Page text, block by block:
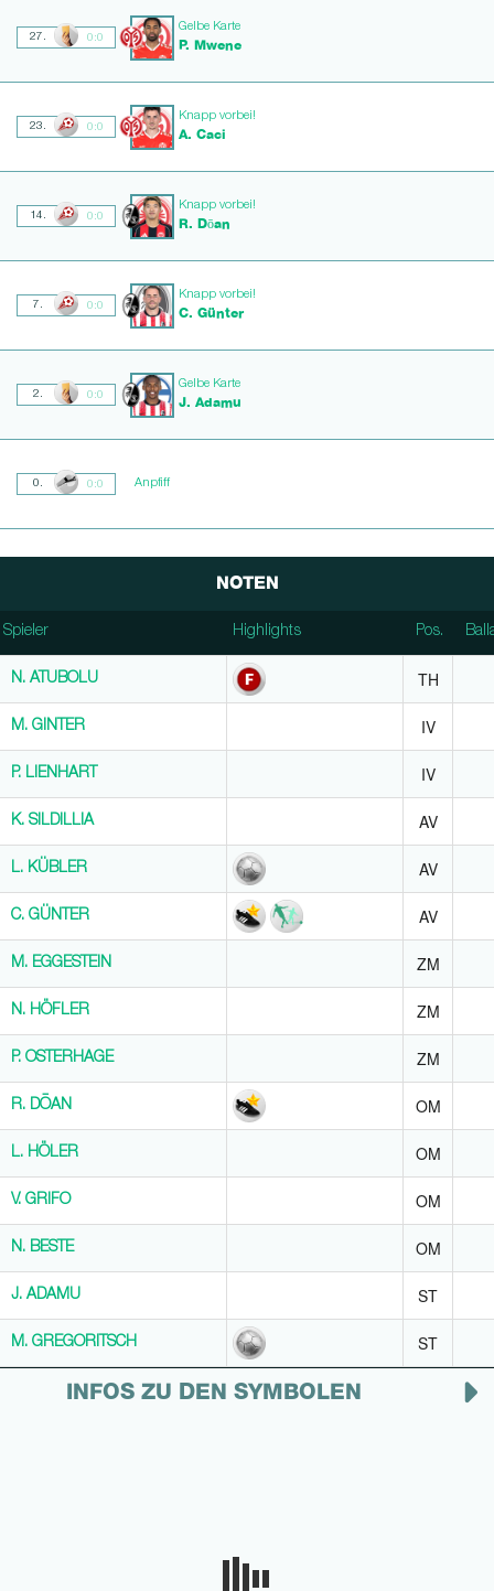
27. 0:0
Gelbe Karte
P. Mwene
23. 0:0
Knapp vorbei!
A. Caci
14. 0:0
Knapp vorbei!
R. Dōan
7. 0:0
Knapp vorbei!
C. Günter
2. 0:0
Gelbe Karte
J. Adamu
0. 0:0 Anpfiff
NOTEN
Spieler Highlights Pos.
Highlights
N. ATUBOLU
TH
M. GINTER IV
P. LIENHART IV
K. SILDILLIA AV
L. KÜBLER AV
C. GÜNTER AV
M. EGGESTEIN ZM
N. HÖFLER ZM
P. OSTERHAGE ZM
R. DŌAN OM
L. HÖLER OM
V. GRIFO OM
N. BESTE OM
J. ADAMU ST
M. GREGORITSCH ST
Spieler
N. ATUBOLU
M. GINTER
P. LIENHART
K. SILDILLIA
L. KÜBLER
C. GÜNTER
M. EGGESTEIN
N. HÖFLER
P. OSTERHAGE
R. DŌAN
L. HÖLER
V. GRIFO
N. BESTE
J. ADAMU
M. GREGORITSCH
INFOS ZU DEN SYMBOLEN